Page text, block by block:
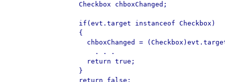
  Checkbox chboxChanged;
  if(evt.target instanceof Checkbox)
  {
chboxChanged =
      . . .
    return true;
  }
  return false;